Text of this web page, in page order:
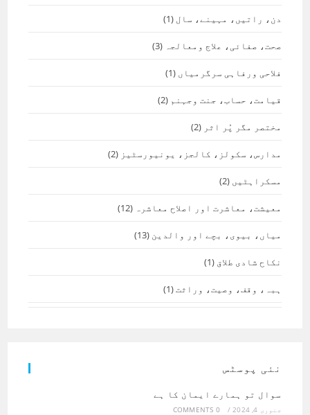
دن، راتیں، مہینے، سال (1)
صحت، صفائی، علاج ومعالجہ (3)
فلاحی ورفاہی سرگرمیاں (1)
قیامت، حساب، جنت وجہنم (2)
مختصر مگر پُر اثر (2)
مدارس، سکولز، کالجز، یونیورسٹیز (2)
مسکراہٹیں (2)
معیشت، معاشرت اور اصلاح معاشرہ (12)
میاں، بیوی، بچے اور والدین (13)
نکاح شادی طلاق (1)
ہبہ، وقف، وصیت، وراثت(1)
نئی پوسٹس
سوال تو ہمارے ایمان کا ہے
جنوری 4, 2024 /
0 COMMENTS